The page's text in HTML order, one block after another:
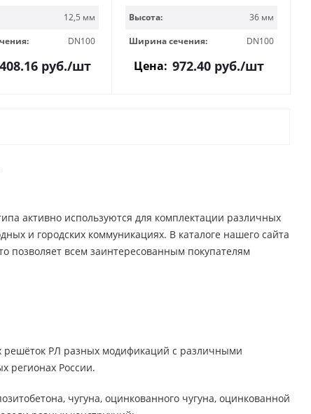
12,5 мм
DN100
руб./шт
Высота:
36 мм
Ширина сечения:
DN100
Цена: 972.40 руб./шт
активно используются для комплектации различных
и городских коммуникациях. В каталоге нашего сайта
позволяет всем заинтересованным покупателям
решёток РЛ разных модификаций с различными
регионах России.
чугуна, оцинкованного чугуна, оцинкованной